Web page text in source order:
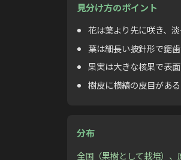
見分け方のポイント
花は葉より先に咲き、
葉は細長い披針形で鋸
果実は大きな核果で表
樹皮に横縞の皮目がある
分布
全国（果樹として栽培）、